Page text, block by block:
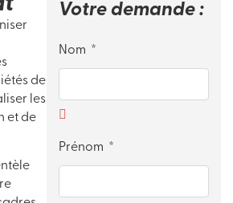
de
les
et de
Votre demande :
Nom
Prénom